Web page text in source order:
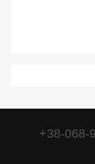
+38-068-